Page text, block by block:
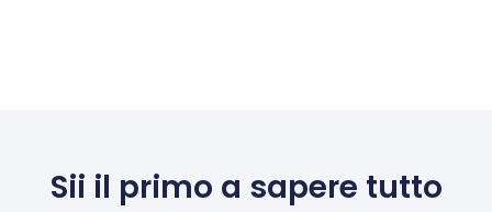
Sii il primo a sapere tutto